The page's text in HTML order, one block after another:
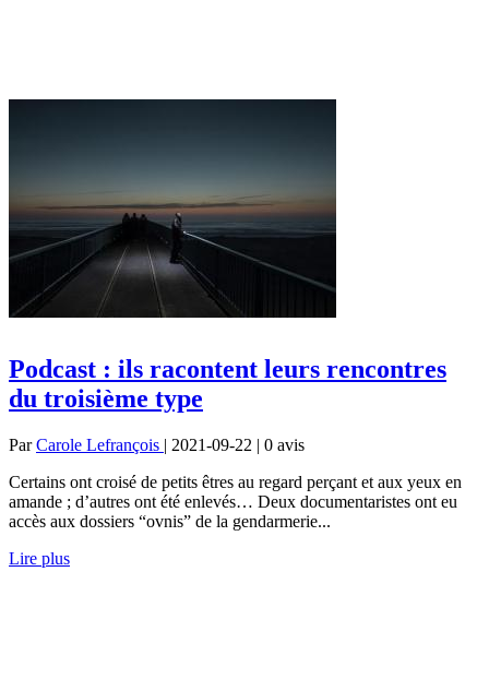
Podcast : ils racontent leurs rencontres
du troisième type
ParCarole Lefrançois | 2021-09-22 | 0 avis
Certains ont croisé de petits êtres au regard perçant et aux yeux en
amande ; d’autres ont été enlevés… Deux documentaristes ont eu
accès aux dossiers “ovnis” de la gendarmerie...
Lire plus